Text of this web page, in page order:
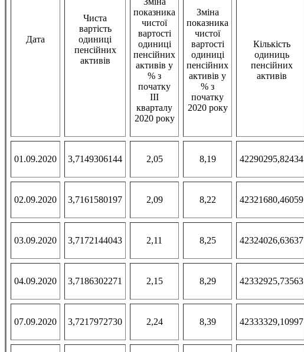
Дата
Чиста
вартість
одиниці
пенсійних
активів
показника
чистої
вартості
одиниці
пенсійних
активів у
% з
початку
III
кварталу
2020 року
Зміна
показника
чистої
вартості
одиниці
пенсійних
активів у
% з
початку
2020 року
Кількість
одиниць
пенсійних
активів
01.09.2020 3,7149306144 2,05 8,19 42290295,82434
02.09.2020 3,7161580197 2,09 8,22 42321680,46059
03.09.2020 3,7172144043 2,11 8,25 42324026,63637
04.09.2020 3,7186302271 2,15 8,29 42332925,73563
07.09.2020 3,7217972730 2,24 8,39 42333329,10997